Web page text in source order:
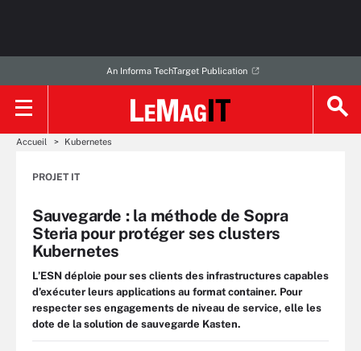
An Informa TechTarget Publication
Accueil Kubernetes
PROJET IT
Sauvegarde : la méthode de Sopra
Steria pour protéger ses clusters
Kubernetes
L’ESN déploie pour ses clients des infrastructures capables
d’exécuter leurs applications au format container. Pour
respecter ses engagements de niveau de service, elle les
dote de la solution de sauvegarde Kasten.